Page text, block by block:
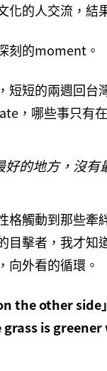
的人交流，結
刻的moment。
短短的兩週回台
，哪些事只有
的地方，沒有
觸動到那些牽
目擊者，我才知
向外看的循環。
the other side」
grass is